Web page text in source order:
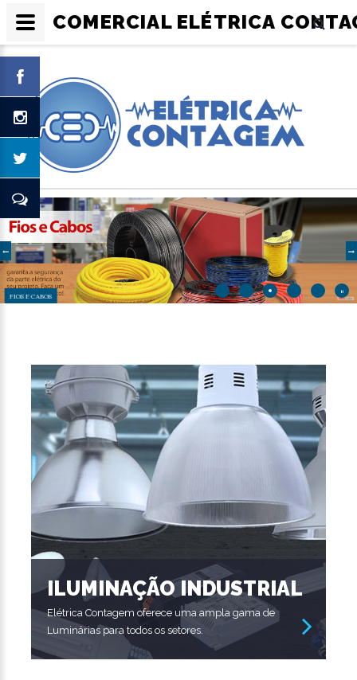
FIOS E CABOS
ILUMINAÇÃO INDUSTRIAL
Elétrica Contagem oferece uma ampla gama de
Luminárias para todos os setores.
COMERCIAL ELÉTRICA